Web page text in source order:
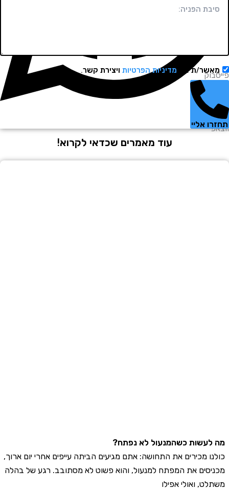
ת אתמדיניות הפרטיותויצירת קשר.
אליי
עוד מאמרים שכדאי לקרוא!
כשהמנעול לא נפתח?
מכירים את התחושה: אתם מגיעים הביתה עייפים אחרי יום ארוך,
את המפתח למנעול, והוא פשוט לא מסתובב. רגע של בהלה
ואולי אפילו